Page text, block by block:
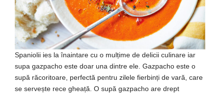
Spaniolii ies la înaintare cu o mulțime de delicii culinare iar
supa gazpacho este doar una dintre ele. Gazpacho este o
supă răcoritoare, perfectă pentru zilele fierbinți de vară, care
se servește rece gheață. O supă gazpacho are drept